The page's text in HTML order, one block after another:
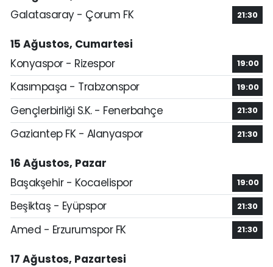
Galatasaray - Çorum FK
21:30
15 Ağustos, Cumartesi
Konyaspor - Rizespor
19:00
Kasımpaşa - Trabzonspor 19:00
Gençlerbirliği S.K. - Fenerbahçe 21:30
Gaziantep FK - Alanyaspor 21:30
16 Ağustos, Pazar
Başakşehir - Kocaelispor
19:00
Beşiktaş - Eyüpspor 21:30
Amed - Erzurumspor FK 21:30
17 Ağustos, Pazartesi